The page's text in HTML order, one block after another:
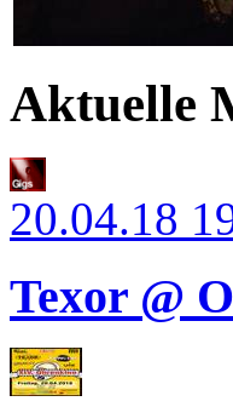
Aktuelle
20.04.18
Texor @